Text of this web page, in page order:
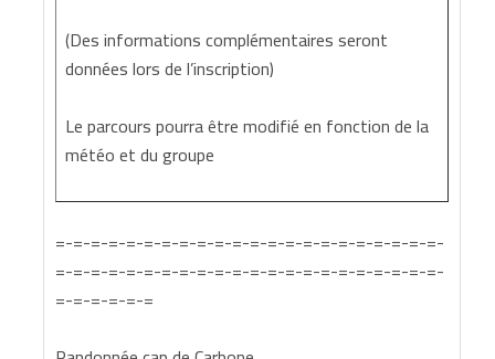
(Des informations complémentaires seront
données lors de l’inscription)
Le parcours pourra être modifié en fonction de la
météo et du groupe
=-=-=-=-=-=-=-=-=-=-=-=-=-=-=-=-=-=-=-=-=-=-
=-=-=-=-=-=-=-=-=-=-=-=-=-=-=-=-=-=-=-=-=-=-
=-=-=-=-=-=